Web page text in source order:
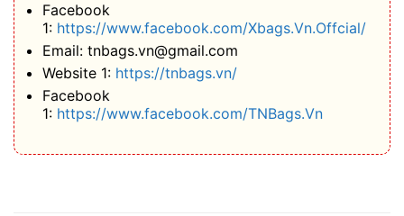
Facebook
1: https://www.facebook.com/Xbags.Vn.Offcial/
Email: tnbags.vn@gmail.com
Website 1: https://tnbags.vn/
Facebook
1: https://www.facebook.com/TNBags.Vn